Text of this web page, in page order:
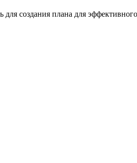
создания плана для